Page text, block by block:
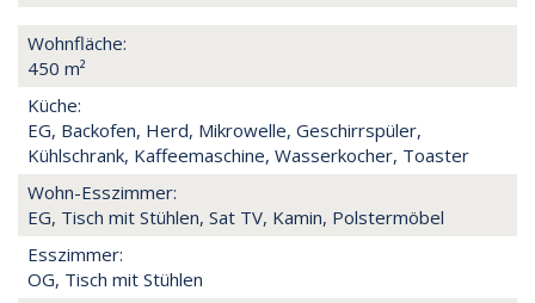
Wohnfläche:
450 m²
Küche:
EG, Backofen, Herd, Mikrowelle, Geschirrspüler,
Kühlschrank, Kaffeemaschine, Wasserkocher, Toaster
Wohn-Esszimmer:
EG, Tisch mit Stühlen, Sat TV, Kamin, Polstermöbel
Esszimmer:
OG, Tisch mit Stühlen